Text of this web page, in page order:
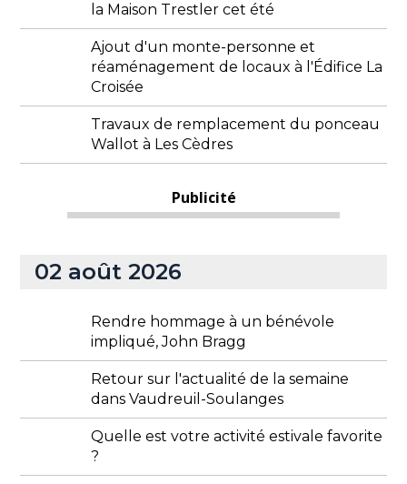
la Maison Trestler cet été
Ajout d'un monte-personne et
réaménagement de locaux à l'Édifice La
Croisée
Travaux de remplacement du ponceau
Wallot à Les Cèdres
Publicité
02 août 2026
Rendre hommage à un bénévole
impliqué, John Bragg
Retour sur l'actualité de la semaine
dans Vaudreuil-Soulanges
Quelle est votre activité estivale favorite
?